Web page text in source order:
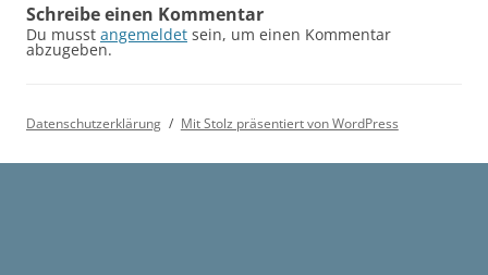
Schreibe einen Kommentar
Du musst angemeldet sein, um einen Kommentar
abzugeben.
Datenschutzerklärung Mit Stolz präsentiert von WordPress